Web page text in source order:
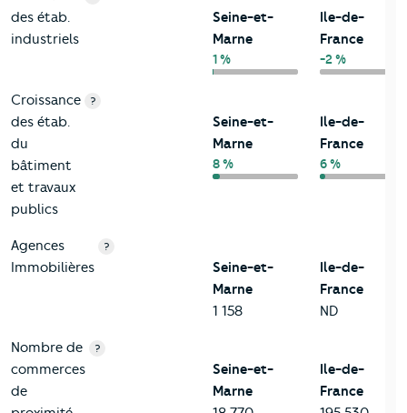
des étab.
industriels
Seine-et-
Marne
1 %
Ile-de-
France
-2 %
Croissance
des étab.
du
bâtiment
et travaux
publics
?
Seine-et-
Marne
8 %
Ile-de-
France
6 %
Agences
Immobilières
?
Seine-et-
Marne
1 158
Ile-de-
France
ND
Nombre de
commerces
de
?
Seine-et-
Marne
Ile-de-
France